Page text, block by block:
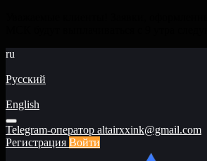
ru
Русский
English
Telegram-оператор altairxxink@gmail.com
Регистрация Войти